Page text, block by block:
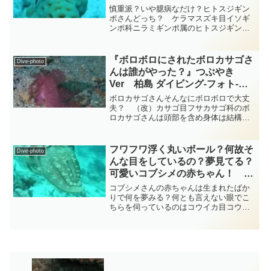
やきVer ケラマ diving-photo‐
tsubuankun
慎重派？いや臆病なだけ？ヒトスジギン
ポさんどっち？ ケラマスズキ目イソギ
ンポ科ニラミギンポ属のヒトスジギンポ
ゴさんの一番高いところで堂々とではな
くサンゴさんの陰にちょっ...
Dive-photo
『ボロボロにされたボロカサゴさ
んは誰がやった？』つぶやき
Ver 柏島 ダイビング‐フォト‐
tsubuankun
ボロカサゴさんそんなにボロボロで大丈
夫？ （改）カサゴ目フサカサゴ科のボ
ロカサゴさんは頭部を含め身体は結構平
す・・・身体には環境に応じてかなり変
化のある多数の皮弁が見られます...
Dive-photo
フワフワ浮く丸いボール？何故そ
んな目をしているの？夢見てる？
可愛いコブシメの赤ちゃん！ 頭
足類 diving-photo-summary-
tsubuankun
コブシメさんの赤ちゃんは生まれたばか
りで何を夢みる？何とも言えない眼でこ
ちらを伺っているのはコウイカ目コウイ